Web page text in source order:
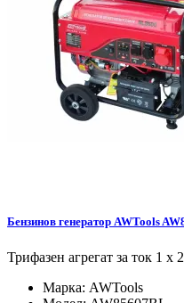
Бензинов генератор AWTools
Трифазен агрегат за ток 1
Марка: AWTools